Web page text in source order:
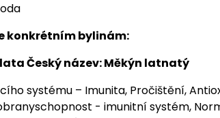
konkrétním bylinám:
Český název: Měkýn latnatý
systému – Imunita, Pročištění,
- imunitní systém,